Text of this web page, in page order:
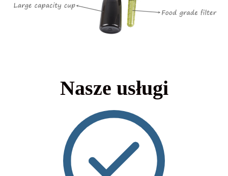
Nasze usługi